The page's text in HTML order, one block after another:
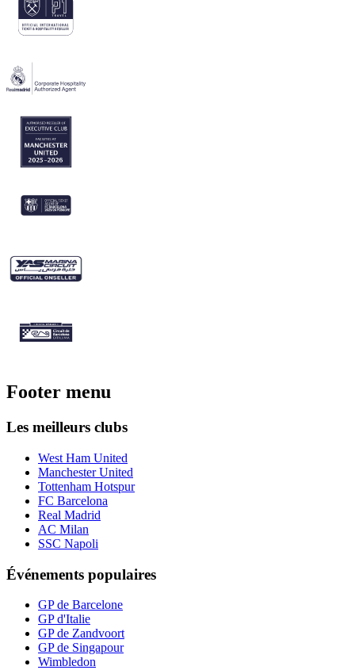
Footer menu
Les meilleurs clubs
West Ham United
Manchester United
Tottenham Hotspur
FC Barcelona
Real Madrid
AC Milan
SSC Napoli
Événements populaires
GP de Barcelone
GP d'Italie
GP de Zandvoort
GP de Singapour
Wimbledon